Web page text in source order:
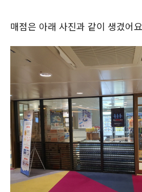
매점은 아래 사진과 같이 생겼어